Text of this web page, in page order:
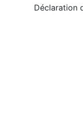
Déclaration